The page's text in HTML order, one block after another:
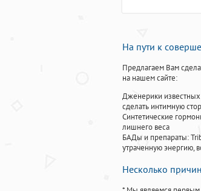
На пути к
Предлагаем Вам
на нашем сайте:
Дженерики
сделать интимную
Синтетические
лишнего веса
БАДы и препараты:
утраченную энергию,
Несколько